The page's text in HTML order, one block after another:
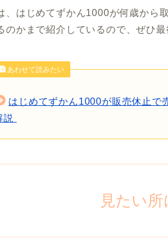
、はじめてずかん1000が何歳から
のかまで紹介しているので、ぜひ最
あわせて読みたい
はじめてずかん1000が販売休止で
説
見たい